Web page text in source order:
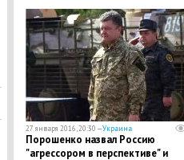
27 января 2016, 20:30 —Украина
Порошенко назвал Россию
"агрессором в перспективе" и